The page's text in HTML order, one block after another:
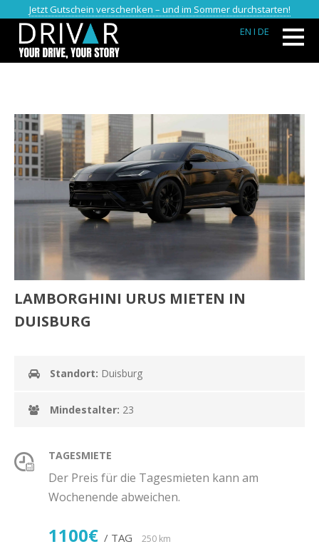
Jetzt Gutschein verschenken – und im Sommer durchstarten!
EN I DE
LAMBORGHINI URUS MIETEN IN
DUISBURG
Standort: Duisburg
Mindestalter: 23
TAGESMIETE
Der Preis für die Tagesmieten kann am
Wochenende abweichen.
1100€ / TAG 250 km